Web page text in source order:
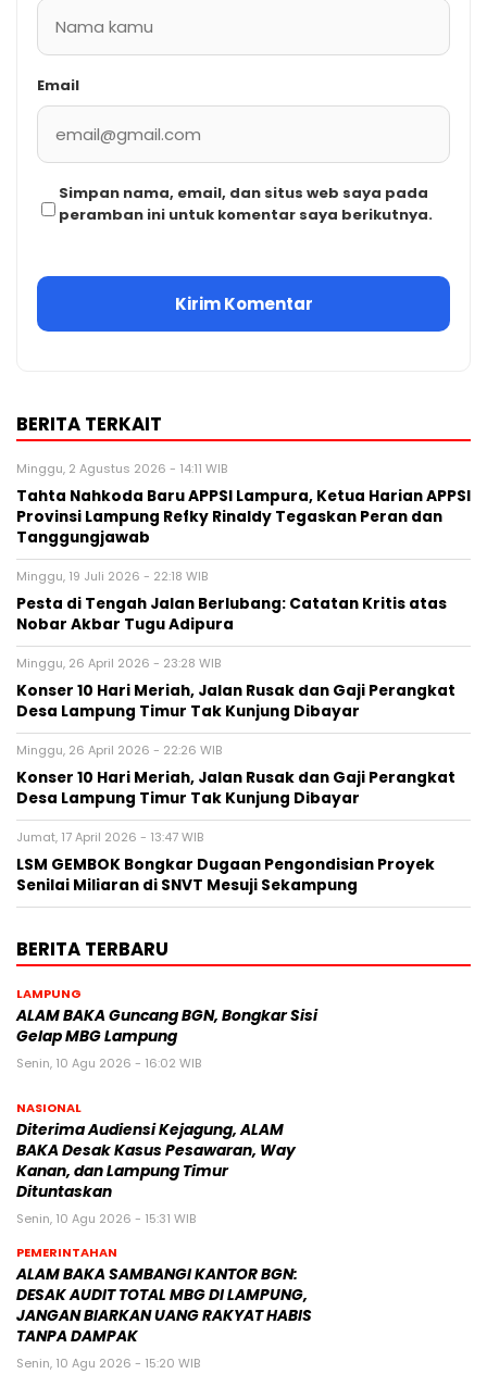
Email
Simpan nama, email, dan situs web saya pada
peramban ini untuk komentar saya berikutnya.
BERITA TERKAIT
Minggu, 2 Agustus 2026 - 14:11 WIB
Tahta Nahkoda Baru APPSI Lampura, Ketua Harian APPSI
Provinsi Lampung Refky Rinaldy Tegaskan Peran dan
Tanggungjawab
Minggu, 19 Juli 2026 - 22:18 WIB
Pesta di Tengah Jalan Berlubang: Catatan Kritis atas
Nobar Akbar Tugu Adipura
Minggu, 26 April 2026 - 23:28 WIB
Konser 10 Hari Meriah, Jalan Rusak dan Gaji Perangkat
Desa Lampung Timur Tak Kunjung Dibayar
Minggu, 26 April 2026 - 22:26 WIB
Konser 10 Hari Meriah, Jalan Rusak dan Gaji Perangkat
Desa Lampung Timur Tak Kunjung Dibayar
Jumat, 17 April 2026 - 13:47 WIB
LSM GEMBOK Bongkar Dugaan Pengondisian Proyek
Senilai Miliaran di SNVT Mesuji Sekampung
BERITA TERBARU
LAMPUNG
ALAM BAKA Guncang BGN, Bongkar Sisi
Gelap MBG Lampung
Senin, 10 Agu 2026 - 16:02 WIB
NASIONAL
Diterima Audiensi Kejagung, ALAM
BAKA Desak Kasus Pesawaran, Way
Kanan, dan Lampung Timur
Dituntaskan
Senin, 10 Agu 2026 - 15:31 WIB
PEMERINTAHAN
ALAM BAKA SAMBANGI KANTOR BGN:
DESAK AUDIT TOTAL MBG DI LAMPUNG,
JANGAN BIARKAN UANG RAKYAT HABIS
TANPA DAMPAK
Senin, 10 Agu 2026 - 15:20 WIB